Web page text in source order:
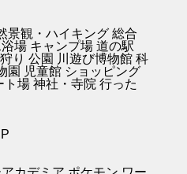
景観・ハイキング 総合
場 キャンプ場 道の駅
り 公園 川遊び博物館 科
園 児童館 ショッピング
ト場 神社・寺院 行った